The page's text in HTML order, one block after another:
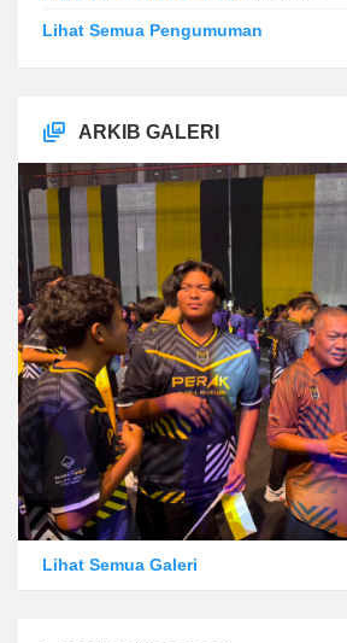
Lihat Semua Pengumuman
ARKIB GALERI
Lihat Semua Galeri